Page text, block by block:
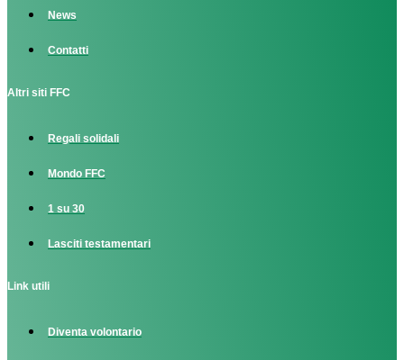
News
Contatti
Altri siti FFC
Regali solidali
Mondo FFC
1 su 30
Lasciti testamentari
Link utili
Diventa volontario